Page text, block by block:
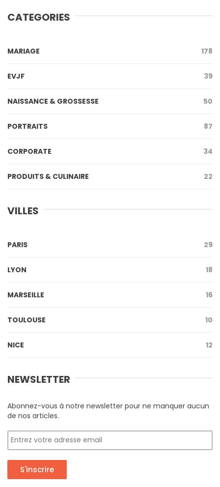
CATEGORIES
MARIAGE 178
EVJF 39
NAISSANCE & GROSSESSE 50
PORTRAITS 87
CORPORATE 34
PRODUITS & CULINAIRE 22
VILLES
PARIS 29
LYON 18
MARSEILLE 16
TOULOUSE 10
NICE 12
NEWSLETTER
Abonnez-vous à notre newsletter pour ne manquer aucun
de nos articles.
S'inscrire